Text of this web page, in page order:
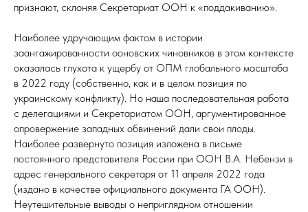
признают, склоняя Секретариат ООН к «поддакиванию».
Наиболее удручающим фактом в истории
заангажированности ооновских чиновников в этом контексте
оказалась глухота к ущербу от ОПМ глобального масштаба
в 2022 году (собственно, как и в целом позиция по
украинскому конфликту). Но наша последовательная работа
с делегациями и Секретариатом ООН, аргументированное
опровержение западных обвинений дали свои плоды.
Наиболее развернуто позиция изложена в письме
постоянного представителя России при ООН В.А. Небензи в
адрес генерального секретаря от 11 апреля 2022 года
(издано в качестве официального документа ГА ООН).
Неутешительные выводы о неприглядном отношении